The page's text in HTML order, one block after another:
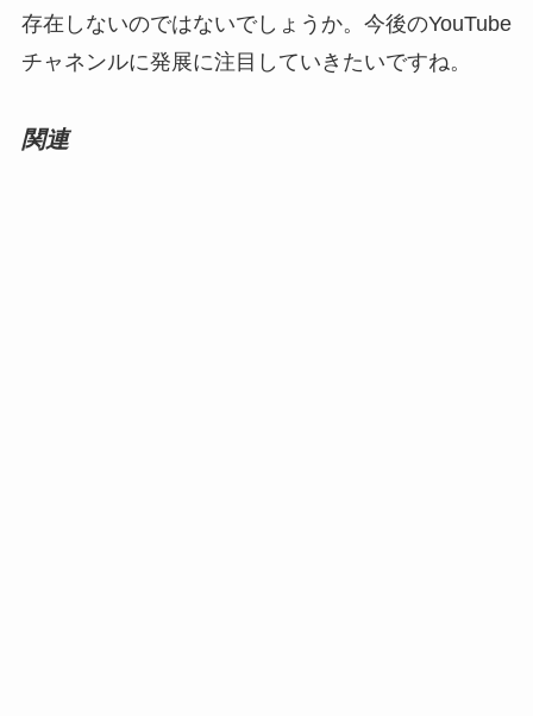
存在しないのではないでしょうか。今後のYouTube
チャネンルに発展に注目していきたいですね。
関連